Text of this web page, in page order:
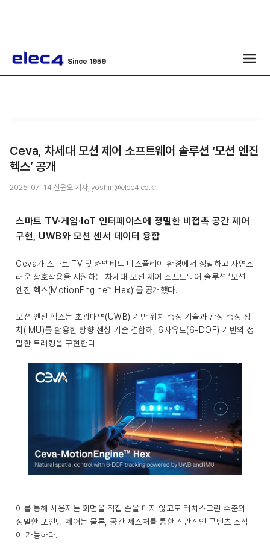
Since 1959
Ceva, 차세대 모션 제어 소프트웨어 솔루션 ‘모션 엔진
헥스’ 공개
2025-07-14 신윤오 기자, yoshin@elec4.co.kr
스마트 TV·게임·IoT 인터페이스에 정밀한 비접촉 공간 제어
구현, UWB와 모션 센서 데이터 융합
Ceva가 스마트 TV 및 커넥티드 디스플레이 환경에서 정밀하고 자연스
러운 상호작용을 지원하는 차세대 모션 제어 소프트웨어 솔루션 ‘모션
엔진 헥스(MotionEngine™ Hex)’를 공개했다.
모션 엔진 헥스는 초광대역(UWB) 기반 위치 측정 기술과 관성 측정 장
치(IMU)를 활용한 방향 센싱 기술 결합해, 6자유도(6-DOF) 기반의 정
밀한 트래킹을 구현한다.
이를 통해 사용자는 화면을 직접 손을 대지 않고도 터치스크린 수준의
정밀한 포인팅 제어는 물론, 공간 제스처를 통한 직관적인 콘텐츠 조작
이 가능하다.